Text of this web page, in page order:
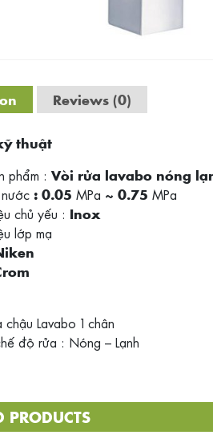
Reviews (0)
thuật
phẩm : Vòi rửa lavabo nóng
: 0.05 MPa ~ 0.75 MPa
chủ yếu : Inox
lớp mạ
Lavabo 1 chân
độ rửa : Nóng – Lạnh
PRODUCTS